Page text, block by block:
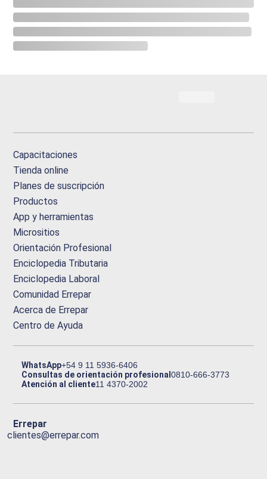
Capacitaciones
Tienda online
Planes de suscripción
Productos
App y herramientas
Micrositios
Orientación Profesional
Enciclopedia Tributaria
Enciclopedia Laboral
Comunidad Errepar
Acerca de Errepar
Centro de Ayuda
WhatsApp+54 9 11 5936-6406
Consultas de orientación profesional0810-666-3773
Atención al cliente11 4370-2002
Errepar
clientes@errepar.com